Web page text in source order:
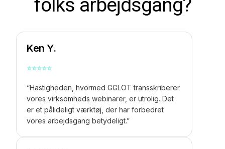
folks arbejdsgang?
Ken Y.
⭐⭐⭐⭐⭐
“Hastigheden, hvormed GGLOT transskriberer
vores virksomheds webinarer, er utrolig. Det
er et pålideligt værktøj, der har forbedret
vores arbejdsgang betydeligt.”